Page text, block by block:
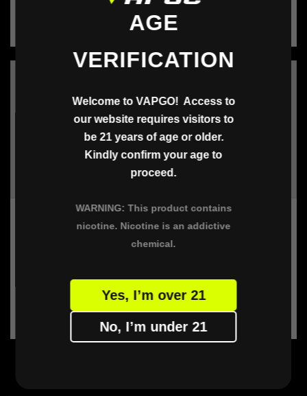
habitual
Proveedor:
Ejemplo De Nombre Del
Proveedor:
Proveedor
Ejemplo De Nombre Del
Precio
habitual
$19.99
AGE
VERIFICATION
Welcome to VAPGO! Access to
our website requires visitors to
be 21 years of age or older.
Kindly confirm your age to
proceed.
WARNING: This product contains
nicotine. Nicotine is an addictive
chemical.
Yes, I’m over 21
No, I’m under 21